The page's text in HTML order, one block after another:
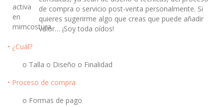
de compra o servicio post-venta personalmente. Si
quieres sugerirme algo que creas que puede añadir
valor… ¡Soy toda oídos!
• ¿Cuál?
o Talla o Diseño o Finalidad
• Proceso de compra
o Formas de pago